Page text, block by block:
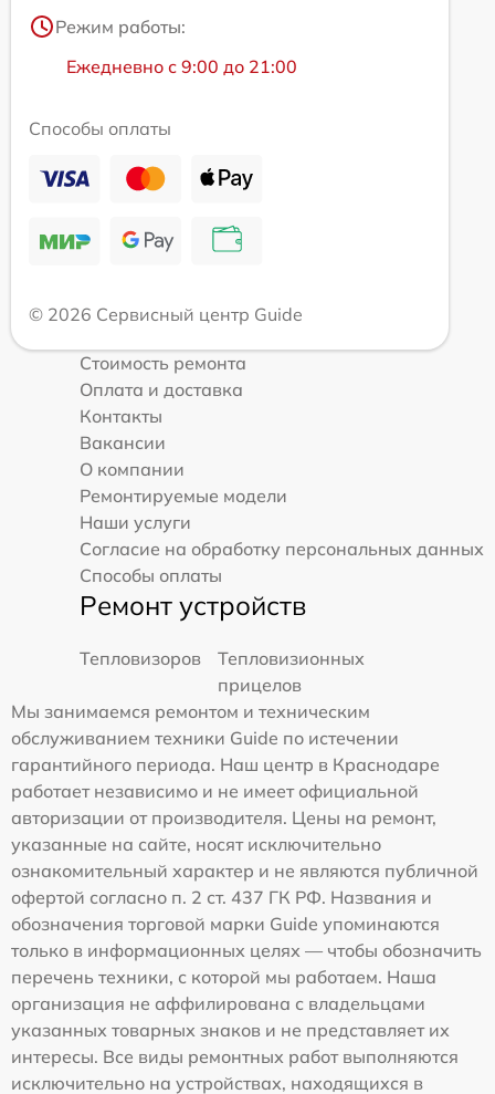
Режим работы:
Ежедневно с 9:00 до 21:00
Способы оплаты
© 2026 Сервисный центр Guide
Стоимость ремонта
Оплата и доставка
Контакты
Вакансии
О компании
Ремонтируемые модели
Наши услуги
Согласие на обработку персональных данных
Способы оплаты
Ремонт устройств
Тепловизоров
Тепловизионных
прицелов
Мы занимаемся ремонтом и техническим
обслуживанием техники Guide по истечении
гарантийного периода. Наш центр в Краснодаре
работает независимо и не имеет официальной
авторизации от производителя. Цены на ремонт,
указанные на сайте, носят исключительно
ознакомительный характер и не являются публичной
офертой согласно п. 2 ст. 437 ГК РФ. Названия и
обозначения торговой марки Guide упоминаются
только в информационных целях — чтобы обозначить
перечень техники, с которой мы работаем. Наша
организация не аффилирована с владельцами
указанных товарных знаков и не представляет их
интересы. Все виды ремонтных работ выполняются
исключительно на устройствах, находящихся в